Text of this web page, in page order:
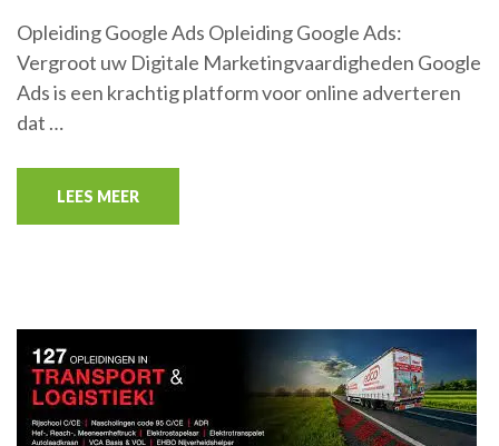
Opleiding Google Ads Opleiding Google Ads:
Vergroot uw Digitale Marketingvaardigheden Google
Ads is een krachtig platform voor online adverteren
dat …
LEES MEER